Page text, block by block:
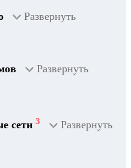
Развернуть
Развернуть
сети 3 Развернуть